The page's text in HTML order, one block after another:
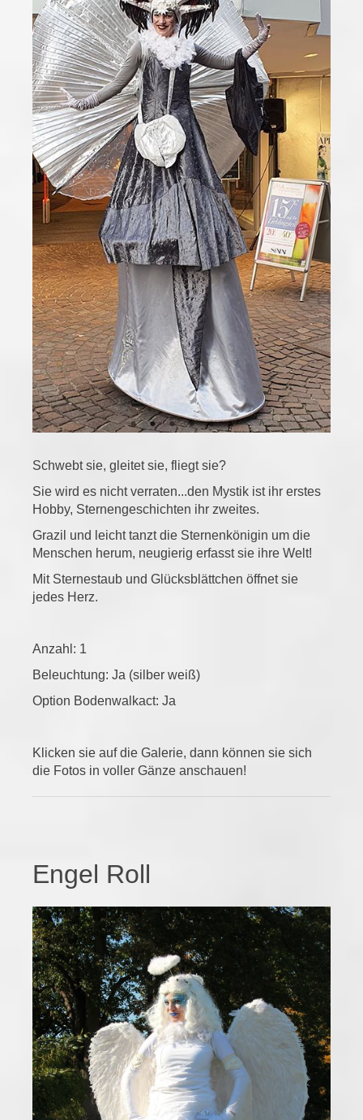
Schwebt sie, gleitet sie, fliegt sie?
Sie wird es nicht verraten...den Mystik ist ihr erstes
Hobby, Sternengeschichten ihr zweites.
Grazil und leicht tanzt die Sternenkönigin um die
Menschen herum, neugierig erfasst sie ihre Welt!
Mit Sternestaub und Glücksblättchen öffnet sie
jedes Herz.
Anzahl: 1
Beleuchtung: Ja (silber weiß)
Option Bodenwalkact: Ja
Klicken sie auf die Galerie, dann können sie sich
die Fotos in voller Gänze anschauen!
Engel Roll